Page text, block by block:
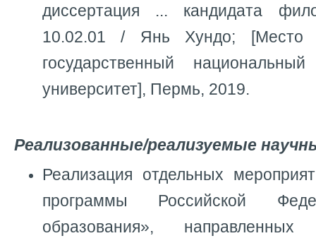
диссертация ... кандидата
10.02.01 / Янь Хундо; [Место
государственный национальный
университет], Пермь, 2019.
Реализованные/реализуемые
Реализация отдельных
программы Российской
образования»,